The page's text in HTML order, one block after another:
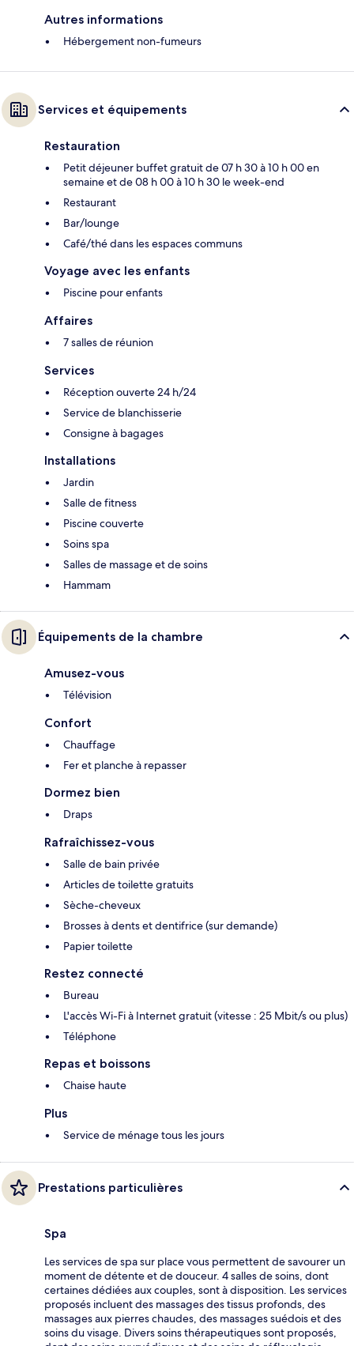
Autres informations
Hébergement non-fumeurs
Services et équipements
Restauration
Petit déjeuner buffet gratuit de 07 h 30 à 10 h 00 en
semaine et de 08 h 00 à 10 h 30 le week-end
Restaurant
Bar/lounge
Café/thé dans les espaces communs
Voyage avec les enfants
Piscine pour enfants
Affaires
7 salles de réunion
Services
Réception ouverte 24 h/24
Service de blanchisserie
Consigne à bagages
Installations
Jardin
Salle de fitness
Piscine couverte
Soins spa
Salles de massage et de soins
Hammam
Équipements de la chambre
Amusez-vous
Télévision
Confort
Chauffage
Fer et planche à repasser
Dormez bien
Draps
Rafraîchissez-vous
Salle de bain privée
Articles de toilette gratuits
Sèche-cheveux
Brosses à dents et dentifrice (sur demande)
Papier toilette
Restez connecté
Bureau
L'accès Wi-Fi à Internet gratuit (vitesse : 25 Mbit/s ou plus)
Téléphone
Repas et boissons
Chaise haute
Plus
Service de ménage tous les jours
Prestations particulières
Spa
Les services de spa sur place vous permettent de savourer un
moment de détente et de douceur. 4 salles de soins, dont
certaines dédiées aux couples, sont à disposition. Les services
proposés incluent des massages des tissus profonds, des
massages aux pierres chaudes, des massages suédois et des
soins du visage. Divers soins thérapeutiques sont proposés,